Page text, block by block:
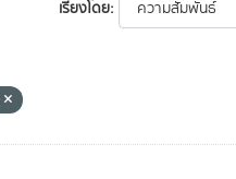
เรียงโดย